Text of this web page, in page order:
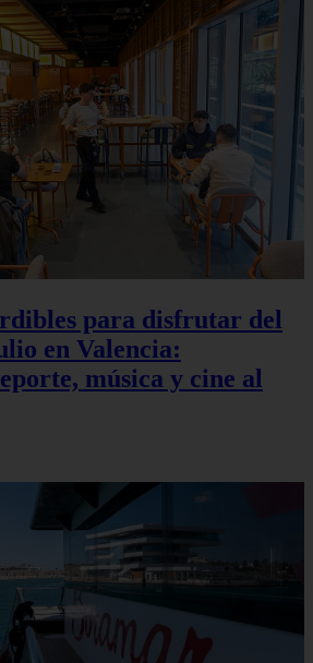
para disfrutar del
en Valencia:
música y cine al